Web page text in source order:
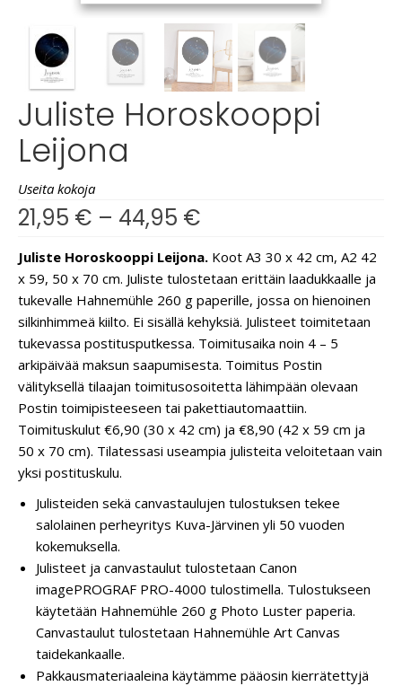
Juliste Horoskooppi
Leijona
Useita kokoja
21,95 € – 44,95 €
Juliste Horoskooppi Leijona. Koot A3 30 x 42 cm, A2 42
x 59, 50 x 70 cm. Juliste tulostetaan erittäin laadukkaalle ja
tukevalle Hahnemühle 260 g paperille, jossa on hienoinen
silkinhimmeä kiilto. Ei sisällä kehyksiä. Julisteet toimitetaan
tukevassa postitusputkessa. Toimitusaika noin 4 – 5
arkipäivää maksun saapumisesta. Toimitus Postin
välityksellä tilaajan toimitusosoitetta lähimpään olevaan
Postin toimipisteeseen tai pakettiautomaattiin.
Toimituskulut €6,90 (30 x 42 cm) ja €8,90 (42 x 59 cm ja
50 x 70 cm). Tilatessasi useampia julisteita veloitetaan vain
yksi postituskulu.
Julisteiden sekä canvastaulujen tulostuksen tekee
salolainen perheyritys Kuva-Järvinen yli 50 vuoden
kokemuksella.
Julisteet ja canvastaulut tulostetaan Canon
imagePROGRAF PRO-4000 tulostimella. Tulostukseen
käytetään Hahnemühle 260 g Photo Luster paperia.
Canvastaulut tulostetaan Hahnemühle Art Canvas
taidekankaalle.
Pakkausmateriaaleina käytämme pääosin kierrätettyjä